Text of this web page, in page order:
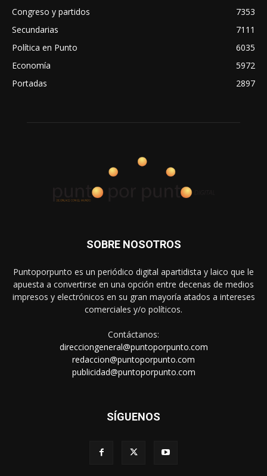
Congreso y partidos
7353
Secundarias
7111
Política en Punto
6035
Economía
5972
Portadas
2897
SOBRE NOSOTROS
Puntoporpunto es un periódico digital apartidista y laico que le
apuesta a convertirse en una opción entre decenas de medios
impresos y electrónicos en su gran mayoría atados a intereses
comerciales y/o políticos.
Contáctanos:
direcciongeneral@puntoporpunto.com
redaccion@puntoporpunto.com
publicidad@puntoporpunto.com
SÍGUENOS